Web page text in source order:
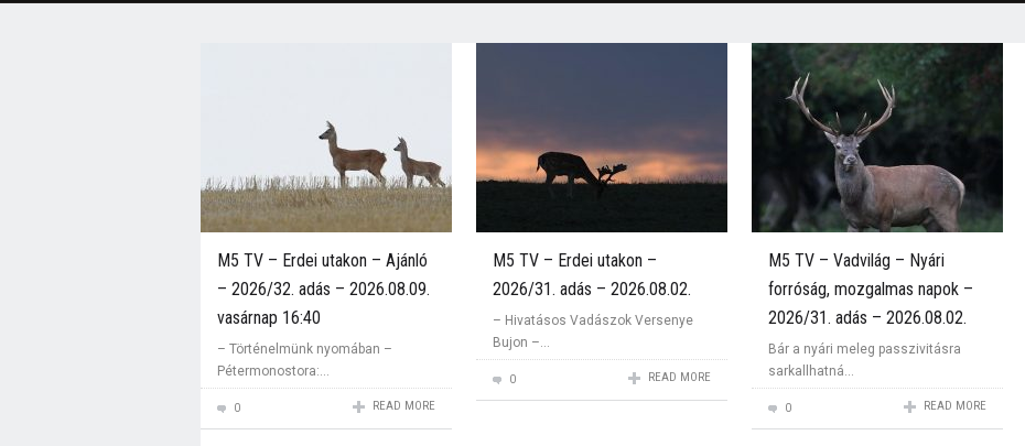
M5 TV – Erdei utakon – Ajánló
– 2026/32. adás – 2026.08.09.
vasárnap 16:40
– Történelmünk nyomában –
Pétermonostora:...
0 READ MORE
M5 TV – Erdei utakon –
2026/31. adás – 2026.08.02.
– Hivatásos Vadászok Versenye
Bujon –...
0 READ MORE
M5 TV – Vadvilág – Nyári
forróság, mozgalmas napok –
2026/31. adás – 2026.08.02.
Bár a nyári meleg passzivitásra
sarkallhatná...
0 READ MORE